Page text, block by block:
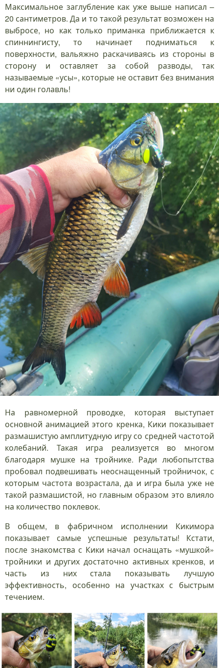
Максимальное заглубление как уже выше написал –
20 сантиметров. Да и то такой результат возможен на
выбросе, но как только приманка приближается к
спиннингисту, то начинает подниматься к
поверхности, вальяжно раскачиваясь из стороны в
сторону и оставляет за собой разводы, так
называемые «усы», которые не оставит без внимания
ни один голавль!
На равномерной проводке, которая выступает
основной анимацией этого кренка, Кики показывает
размашистую амплитудную игру со средней частотой
колебаний. Такая игра реализуется во многом
благодаря мушке на тройнике. Ради любопытства
пробовал подвешивать неоснащенный тройничок, с
которым частота возрастала, да и игра была уже не
такой размашистой, но главным образом это влияло
на количество поклевок.
В общем, в фабричном исполнении Кикимора
показывает самые успешные результаты! Кстати,
после знакомства с Кики начал оснащать «мушкой»
тройники и других достаточно активных кренков, и
часть из них стала показывать лучшую
эффективность, особенно на участках с быстрым
течением.